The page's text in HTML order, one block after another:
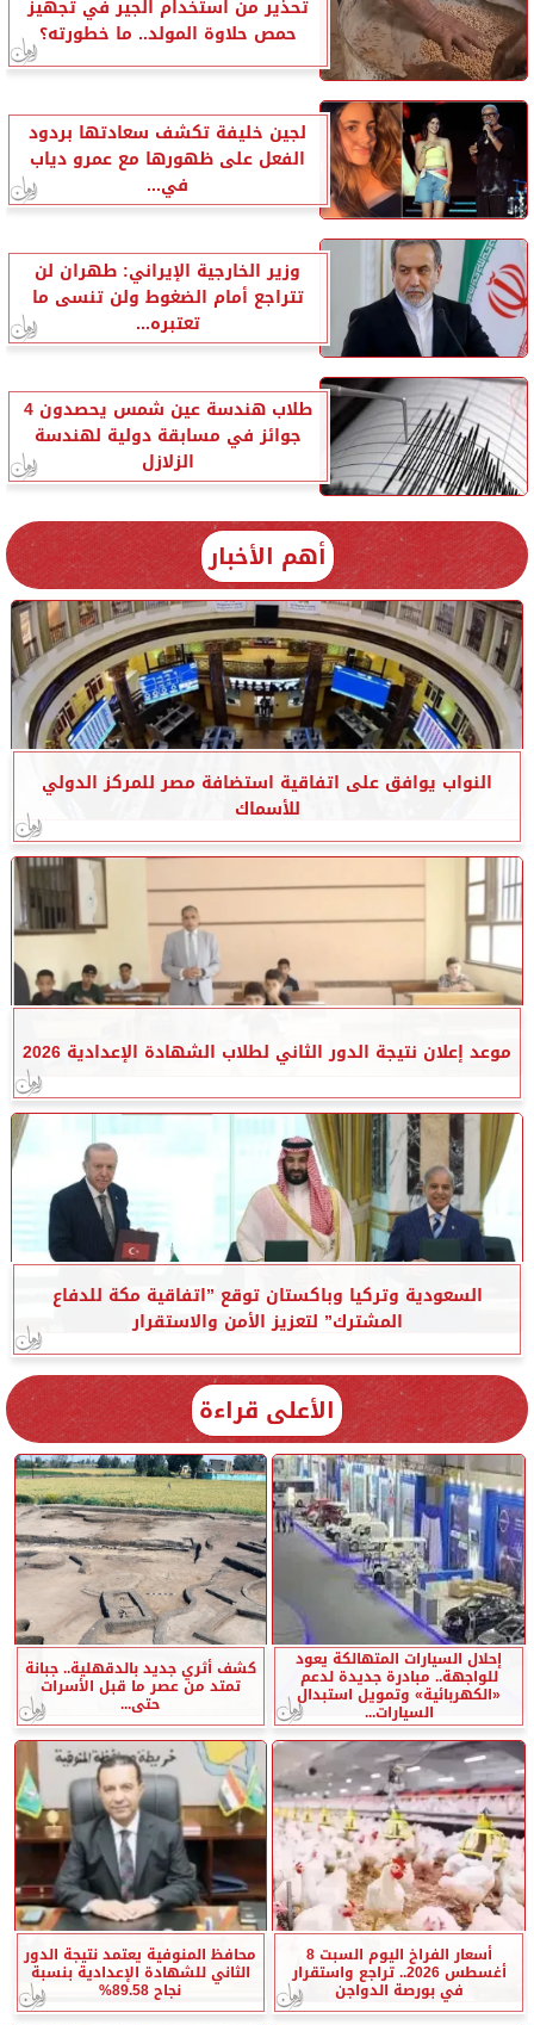
تحذير من استخدام الجير في تجهيز
حمص حلاوة المولد.. ما خطورته؟
لجين خليفة تكشف سعادتها بردود
الفعل على ظهورها مع عمرو دياب
في...
وزير الخارجية الإيراني: طهران لن
تتراجع أمام الضغوط ولن تنسى ما
تعتبره...
طلاب هندسة عين شمس يحصدون 4
جوائز في مسابقة دولية لهندسة
الزلازل
أهم الأخبار
النواب يوافق على اتفاقية استضافة مصر للمركز الدولي
للأسماك
موعد إعلان نتيجة الدور الثاني لطلاب الشهادة الإعدادية 2026
السعودية وتركيا وباكستان توقع ”اتفاقية مكة للدفاع
المشترك” لتعزيز الأمن والاستقرار
الأعلى قراءة
إحلال السيارات المتهالكة يعود
للواجهة.. مبادرة جديدة لدعم
«الكهربائية» وتمويل استبدال
السيارات...
كشف أثري جديد بالدقهلية.. جبانة
تمتد من عصر ما قبل الأسرات
حتى...
أسعار الفراخ اليوم السبت 8
أغسطس 2026.. تراجع واستقرار
في بورصة الدواجن
محافظ المنوفية يعتمد نتيجة الدور
الثاني للشهادة الإعدادية بنسبة
نجاح 89.58%